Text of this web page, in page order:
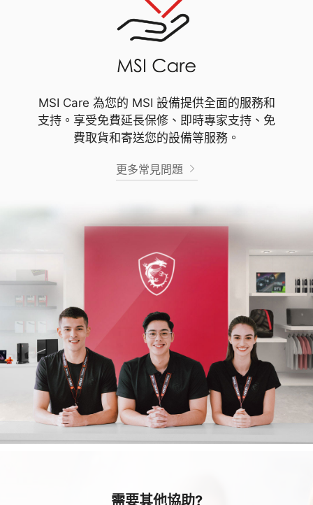
MSI Care 為您的 MSI 設備提供全面的服務和
支持。享受免費延長保修、即時專家支持、免
費取貨和寄送您的設備等服務。
更多常見問題
需要其他協助?